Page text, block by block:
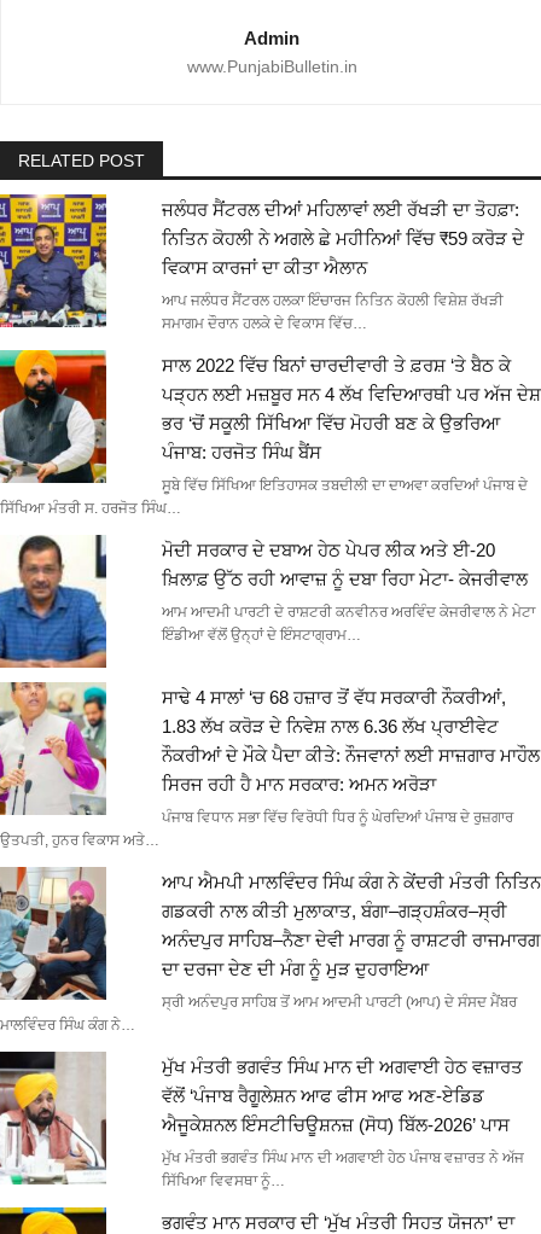
Admin
www.PunjabiBulletin.in
RELATED POST
ਜਲੰਧਰ ਸੈਂਟਰਲ ਦੀਆਂ ਮਹਿਲਾਵਾਂ ਲਈ ਰੱਖੜੀ ਦਾ ਤੋਹਫ਼ਾ:
ਨਿਤਿਨ ਕੋਹਲੀ ਨੇ ਅਗਲੇ ਛੇ ਮਹੀਨਿਆਂ ਵਿੱਚ ₹59 ਕਰੋੜ ਦੇ
ਵਿਕਾਸ ਕਾਰਜਾਂ ਦਾ ਕੀਤਾ ਐਲਾਨ
ਆਪ ਜਲੰਧਰ ਸੈਂਟਰਲ ਹਲਕਾ ਇੰਚਾਰਜ ਨਿਤਿਨ ਕੋਹਲੀ ਵਿਸ਼ੇਸ਼ ਰੱਖੜੀ
ਸਮਾਗਮ ਦੌਰਾਨ ਹਲਕੇ ਦੇ ਵਿਕਾਸ ਵਿੱਚ…
ਸਾਲ 2022 ਵਿੱਚ ਬਿਨਾਂ ਚਾਰਦੀਵਾਰੀ ਤੇ ਫ਼ਰਸ਼ ‘ਤੇ ਬੈਠ ਕੇ
ਪੜ੍ਹਨ ਲਈ ਮਜ਼ਬੂਰ ਸਨ 4 ਲੱਖ ਵਿਦਿਆਰਥੀ ਪਰ ਅੱਜ ਦੇਸ਼
ਭਰ ‘ਚੋਂ ਸਕੂਲੀ ਸਿੱਖਿਆ ਵਿੱਚ ਮੋਹਰੀ ਬਣ ਕੇ ਉਭਰਿਆ
ਪੰਜਾਬ: ਹਰਜੋਤ ਸਿੰਘ ਬੈਂਸ
ਸੂਬੇ ਵਿੱਚ ਸਿੱਖਿਆ ਇਤਿਹਾਸਕ ਤਬਦੀਲੀ ਦਾ ਦਾਅਵਾ ਕਰਦਿਆਂ ਪੰਜਾਬ ਦੇ
ਸਿੱਖਿਆ ਮੰਤਰੀ ਸ. ਹਰਜੋਤ ਸਿੰਘ…
ਮੋਦੀ ਸਰਕਾਰ ਦੇ ਦਬਾਅ ਹੇਠ ਪੇਪਰ ਲੀਕ ਅਤੇ ਈ-20
ਖ਼ਿਲਾਫ਼ ਉੱਠ ਰਹੀ ਆਵਾਜ਼ ਨੂੰ ਦਬਾ ਰਿਹਾ ਮੇਟਾ- ਕੇਜਰੀਵਾਲ
ਆਮ ਆਦਮੀ ਪਾਰਟੀ ਦੇ ਰਾਸ਼ਟਰੀ ਕਨਵੀਨਰ ਅਰਵਿੰਦ ਕੇਜਰੀਵਾਲ ਨੇ ਮੇਟਾ
ਇੰਡੀਆ ਵੱਲੋਂ ਉਨ੍ਹਾਂ ਦੇ ਇੰਸਟਾਗ੍ਰਾਮ…
ਸਾਢੇ 4 ਸਾਲਾਂ ‘ਚ 68 ਹਜ਼ਾਰ ਤੋਂ ਵੱਧ ਸਰਕਾਰੀ ਨੌਕਰੀਆਂ,
1.83 ਲੱਖ ਕਰੋੜ ਦੇ ਨਿਵੇਸ਼ ਨਾਲ 6.36 ਲੱਖ ਪ੍ਰਾਈਵੇਟ
ਨੌਕਰੀਆਂ ਦੇ ਮੌਕੇ ਪੈਦਾ ਕੀਤੇ: ਨੌਜਵਾਨਾਂ ਲਈ ਸਾਜ਼ਗਾਰ ਮਾਹੌਲ
ਸਿਰਜ ਰਹੀ ਹੈ ਮਾਨ ਸਰਕਾਰ: ਅਮਨ ਅਰੋੜਾ
ਪੰਜਾਬ ਵਿਧਾਨ ਸਭਾ ਵਿੱਚ ਵਿਰੋਧੀ ਧਿਰ ਨੂੰ ਘੇਰਦਿਆਂ ਪੰਜਾਬ ਦੇ ਰੁਜ਼ਗਾਰ
ਉਤਪਤੀ, ਹੁਨਰ ਵਿਕਾਸ ਅਤੇ…
ਆਪ ਐਮਪੀ ਮਾਲਵਿੰਦਰ ਸਿੰਘ ਕੰਗ ਨੇ ਕੇਂਦਰੀ ਮੰਤਰੀ ਨਿਤਿਨ
ਗਡਕਰੀ ਨਾਲ ਕੀਤੀ ਮੁਲਾਕਾਤ, ਬੰਗਾ–ਗੜ੍ਹਸ਼ੰਕਰ–ਸ੍ਰੀ
ਅਨੰਦਪੁਰ ਸਾਹਿਬ–ਨੈਣਾ ਦੇਵੀ ਮਾਰਗ ਨੂੰ ਰਾਸ਼ਟਰੀ ਰਾਜਮਾਰਗ
ਦਾ ਦਰਜਾ ਦੇਣ ਦੀ ਮੰਗ ਨੂੰ ਮੁੜ ਦੁਹਰਾਇਆ
ਸ੍ਰੀ ਅਨੰਦਪੁਰ ਸਾਹਿਬ ਤੋਂ ਆਮ ਆਦਮੀ ਪਾਰਟੀ (ਆਪ) ਦੇ ਸੰਸਦ ਮੈਂਬਰ
ਮਾਲਵਿੰਦਰ ਸਿੰਘ ਕੰਗ ਨੇ…
ਮੁੱਖ ਮੰਤਰੀ ਭਗਵੰਤ ਸਿੰਘ ਮਾਨ ਦੀ ਅਗਵਾਈ ਹੇਠ ਵਜ਼ਾਰਤ
ਵੱਲੋਂ ‘ਪੰਜਾਬ ਰੈਗੂਲੇਸ਼ਨ ਆਫ ਫੀਸ ਆਫ ਅਣ-ਏਡਿਡ
ਐਜੂਕੇਸ਼ਨਲ ਇੰਸਟੀਚਿਊਸ਼ਨਜ਼ (ਸੋਧ) ਬਿੱਲ-2026’ ਪਾਸ
ਮੁੱਖ ਮੰਤਰੀ ਭਗਵੰਤ ਸਿੰਘ ਮਾਨ ਦੀ ਅਗਵਾਈ ਹੇਠ ਪੰਜਾਬ ਵਜ਼ਾਰਤ ਨੇ ਅੱਜ
ਸਿੱਖਿਆ ਵਿਵਸਥਾ ਨੂੰ…
ਭਗਵੰਤ ਮਾਨ ਸਰਕਾਰ ਦੀ ‘ਮੁੱਖ ਮੰਤਰੀ ਸਿਹਤ ਯੋਜਨਾ’ ਦਾ